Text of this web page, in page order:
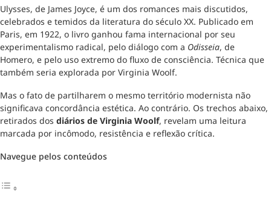
Ulysses, de James Joyce, é um dos romances mais discutidos,
celebrados e temidos da literatura do século XX. Publicado em
Paris, em 1922, o livro ganhou fama internacional por seu
experimentalismo radical, pelo diálogo com a Odisseia, de
Homero, e pelo uso extremo do fluxo de consciência. Técnica que
também seria explorada por Virginia Woolf.
Mas o fato de partilharem o mesmo território modernista não
significava concordância estética. Ao contrário. Os trechos abaixo,
retirados dos diários de Virginia Woolf, revelam uma leitura
marcada por incômodo, resistência e reflexão crítica.
Navegue pelos conteúdos